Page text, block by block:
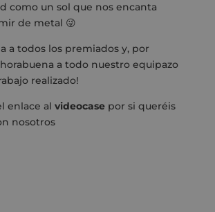
como un sol que nos encanta
de metal 😜
a todos los premiados y, por
a todo nuestro equipazo
realizado!
enlace al videocasepor si queréis
nosotros